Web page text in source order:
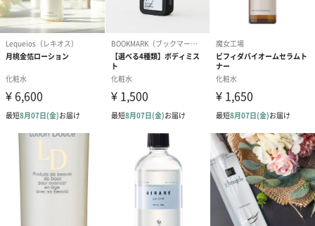
だから、大切なことは、肌と対話をすること。
そして、今の私の肌が必要とするものを、必要な分だけ与えるこ
と。
肌を過剰にケアするのではなく、できる限りシンプルに。
肌が慣れ親しんだ成分を、できるだけピュアな形で。
日々を頑張って過ごすあなたに、スキンケアを通じて自分と対話
し、あなたにとっての「心地よさ」を取り戻してほしい。
エタピュールは、そんな願いから作られたスキンケアです。
「état pur（エタピュール）」